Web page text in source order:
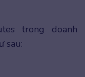
trong doanh
sau: